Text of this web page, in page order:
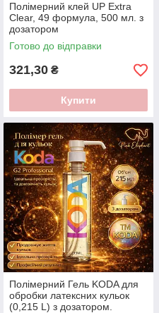
Полімерний клей UP Extra
Clear, 49 формула, 500 мл. з
дозатором
Готово до відправки
321,30 ₴
Купити
Полімерний Гель KODA для
обробки латексних кульок
(0,215 L) з дозатором.